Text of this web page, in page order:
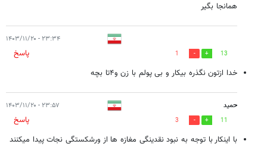
همانجا بگیر
۲۳:۳۴ - ۱۴۰۳/۱۱/۲۰
13
1
پاسخ
خدا ازتون نگذره بیکار و بی پولم با زن و۴تا بچه
حمید ۲۳:۵۷ - ۱۴۰۳/۱۱/۲۰
11
3
پاسخ
با اینکار با توجه به نبود نقدینگی مغازه ها از ورشکستگی نجات پیدا میکنند